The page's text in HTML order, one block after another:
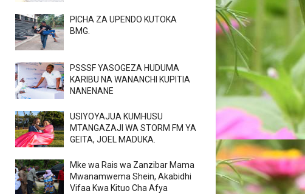
PICHA ZA UPENDO KUTOKA
BMG.
PSSSF YASOGEZA HUDUMA
KARIBU NA WANANCHI KUPITIA
NANENANE
USIYOYAJUA KUMHUSU
MTANGAZAJI WA STORM FM YA
GEITA, JOEL MADUKA.
Mke wa Rais wa Zanzibar Mama
Mwanamwema Shein, Akabidhi
Vifaa Kwa Kituo Cha Afya